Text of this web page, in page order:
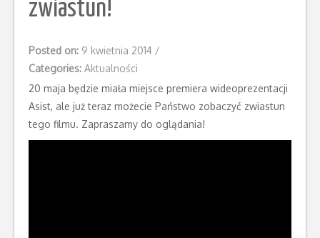
zwiastun!
Posted on: 9 kwietnia 2014 /
Categories: Aktualności
20 maja będzie miała miejsce premiera wideoprezentacji
Asist, ale już teraz możecie Państwo zobaczyć zwiastun
tego filmu. Zapraszamy do oglądania!